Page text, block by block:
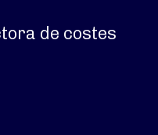
de costes